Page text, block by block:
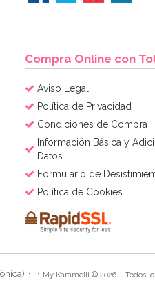
Compra Online con
Aviso Legal
Política de Privacidad
Condiciones de Compra
Información Básica y
Datos
Formulario de
Política de Cookies
My Karamelli © 2026 Todos